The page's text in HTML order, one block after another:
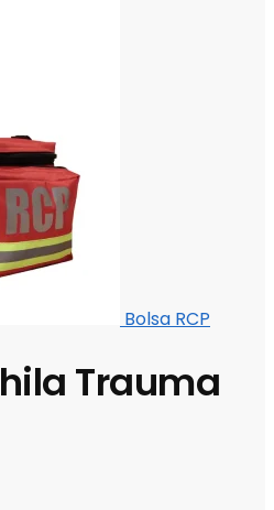
Bolsa RCP
Trauma